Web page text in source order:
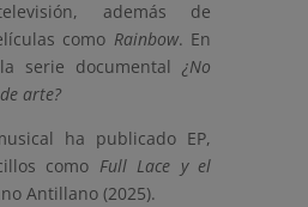
además de
como Rainbow. En
serie documental¿No
arte?
ha publicado EP,
como Full Lace y el
Antillano (2025).